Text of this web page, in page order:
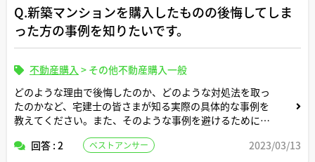
きるでしょうか。
Q.新築マンションを購入したものの後悔してしま
った方の事例を知りたいです。
不動産購入 > その他不動産購入一般
どのような理由で後悔したのか、どのような対処法を取っ
たのかなど、宅建士の皆さまが知る実際の具体的な事例を
教えてください。また、そのような事例を避けるためには
回答 : 2
ベストアンサー 2023/03/13